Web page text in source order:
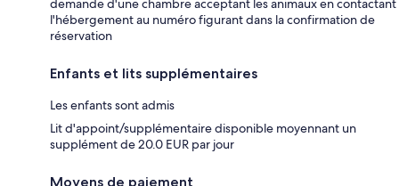
demande d'une chambre acceptant les animaux en contactant
l'hébergement au numéro figurant dans la confirmation de
réservation
Enfants et lits supplémentaires
Les enfants sont admis
Lit d'appoint/supplémentaire disponible moyennant un
supplément de 20.0 EUR par jour
Moyens de paiement